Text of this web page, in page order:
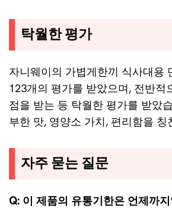
탁월한 평가
자니웨이의 가볍게한끼 식사대용
123개의 평가를 받았으며, 전반적
점을 받는 등 탁월한 평가를 받았
부한 맛, 영양소 가치, 편리함을 칭
자주 묻는 질문
Q: 이 제품의 유통기한은 언제까